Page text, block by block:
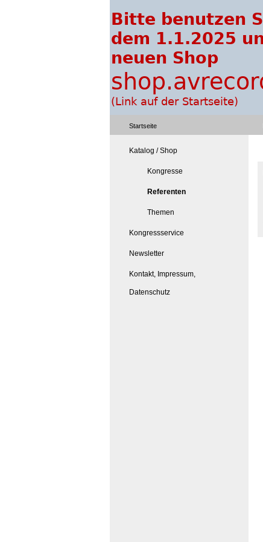
Startseite
Katalog / Shop
Kongresse
Referenten
Themen
Kongressservice
Newsletter
Kontakt, Impressum,
Datenschutz